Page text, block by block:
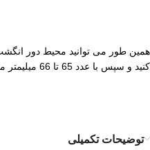
همین طور می توانید محیط دور
کنید و سپس با عدد 65 تا 66 میلیمتر مقایسه کنید.
توضیحات تکمیلی